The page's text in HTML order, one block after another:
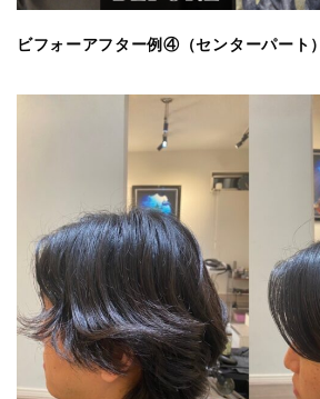
ビフォーアフター例④（センターパート）